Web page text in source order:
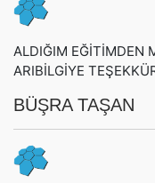
ALDIĞIM EĞİTİMDEN
ARIBİLGİYE
BÜŞRA TAŞAN